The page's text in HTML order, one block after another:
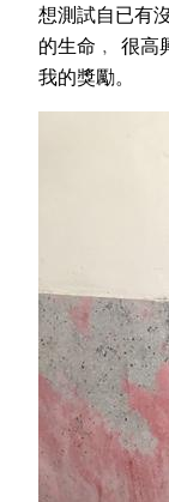
想測試自已有
的生命﹐ 很
我的獎勵。